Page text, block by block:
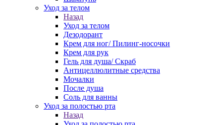
Уход за телом
Назад
Уход за телом
Дезодорант
Крем для ног/ Пилинг-носочки
Крем для рук
Гель для душа/ Скраб
Антицеллюлитные средства
Мочалки
После душа
Соль для ванны
Уход за полостью рта
Назад